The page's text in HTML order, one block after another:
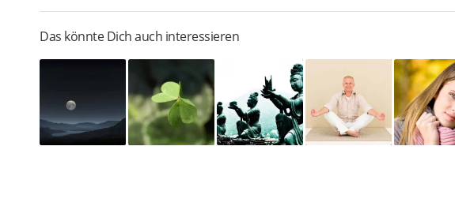
Das könnte Dich auch interessieren